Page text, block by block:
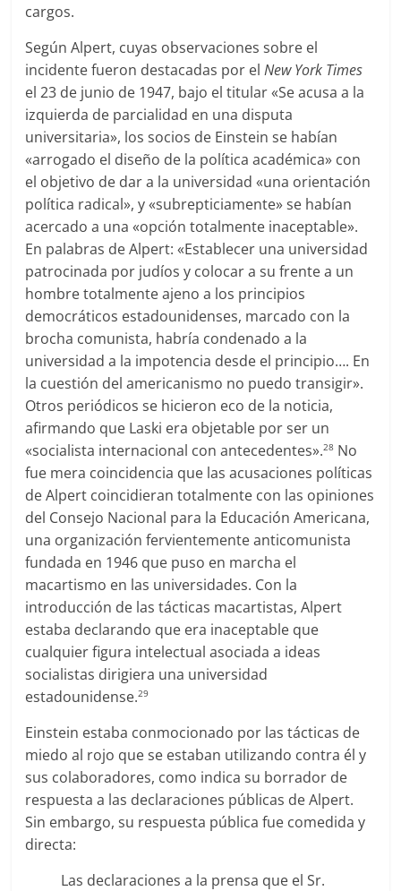
cargos.
Según Alpert, cuyas observaciones sobre el
incidente fueron destacadas por elNew York Times
el 23 de junio de 1947, bajo el titular «Se acusa a la
izquierda de parcialidad en una disputa
universitaria», los socios de Einstein se habían
«arrogado el diseño de la política académica» con
el objetivo de dar a la universidad «una orientación
política radical», y «subrepticiamente» se habían
acercado a una «opción totalmente inaceptable».
En palabras de Alpert: «Establecer una universidad
patrocinada por judíos y colocar a su frente a un
hombre totalmente ajeno a los principios
democráticos estadounidenses, marcado con la
brocha comunista, habría condenado a la
universidad a la impotencia desde el principio…. En
la cuestión del americanismo no puedo transigir».
Otros periódicos se hicieron eco de la noticia,
afirmando que Laski era objetable por ser un
«socialista internacional con antecedentes».28 No
fue mera coincidencia que las acusaciones políticas
de Alpert coincidieran totalmente con las opiniones
del Consejo Nacional para la Educación Americana,
una organización fervientemente anticomunista
fundada en 1946 que puso en marcha el
macartismo en las universidades. Con la
introducción de las tácticas macartistas, Alpert
estaba declarando que era inaceptable que
cualquier figura intelectual asociada a ideas
socialistas dirigiera una universidad
estadounidense.29
Einstein estaba conmocionado por las tácticas de
miedo al rojo que se estaban utilizando contra él y
sus colaboradores, como indica su borrador de
respuesta a las declaraciones públicas de Alpert.
Sin embargo, su respuesta pública fue comedida y
directa:
Las declaraciones a la prensa que el Sr.